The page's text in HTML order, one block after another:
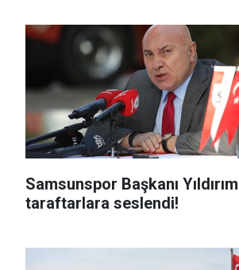
Samsunspor Başkanı Yıldırım
taraftarlara seslendi!